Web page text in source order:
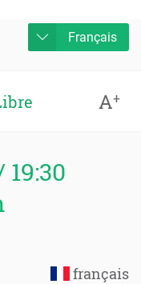
Français
A+
français